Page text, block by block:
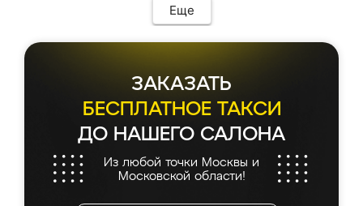
Еще
ЗАКАЗАТЬ
БЕСПЛАТНОЕ ТАКСИ
ДО НАШЕГО САЛОНА
Из любой точки Москвы и
Московской области!